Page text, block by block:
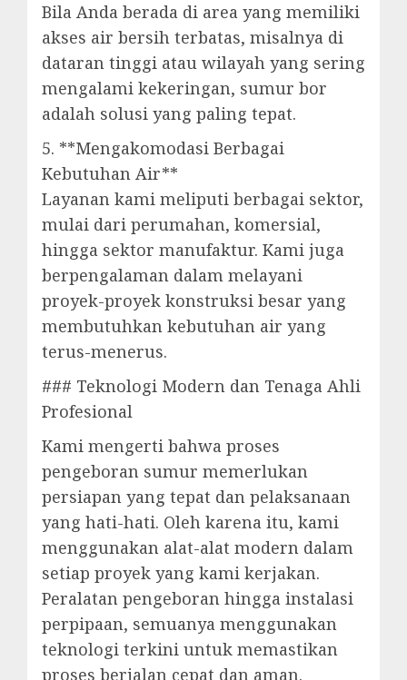
Bila Anda berada di area yang memiliki
akses air bersih terbatas, misalnya di
dataran tinggi atau wilayah yang sering
mengalami kekeringan, sumur bor
adalah solusi yang paling tepat.
5. **Mengakomodasi Berbagai
Kebutuhan Air**
Layanan kami meliputi berbagai sektor,
mulai dari perumahan, komersial,
hingga sektor manufaktur. Kami juga
berpengalaman dalam melayani
proyek-proyek konstruksi besar yang
membutuhkan kebutuhan air yang
terus-menerus.
### Teknologi Modern dan Tenaga Ahli
Profesional
Kami mengerti bahwa proses
pengeboran sumur memerlukan
persiapan yang tepat dan pelaksanaan
yang hati-hati. Oleh karena itu, kami
menggunakan alat-alat modern dalam
setiap proyek yang kami kerjakan.
Peralatan pengeboran hingga instalasi
perpipaan, semuanya menggunakan
teknologi terkini untuk memastikan
proses berjalan cepat dan aman.